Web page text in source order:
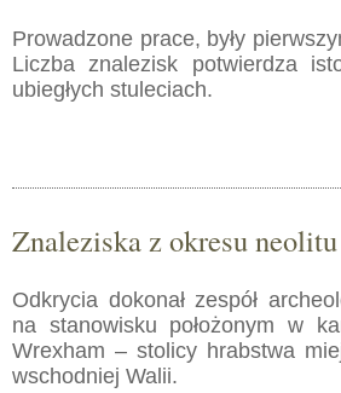
Prowadzone prace, były
Liczba znalezisk potwierdza
ubiegłych stuleciach.
Znaleziska z okresu
Odkrycia dokonał zespół
na stanowisku położonym w
Wrexham – stolicy hrabstwa
wschodniej Walii.